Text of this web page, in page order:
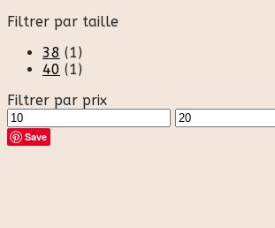
Filtrer par taille
38 (1)
40 (1)
Filtrer par prix
Prix
min
Prix
max
Save